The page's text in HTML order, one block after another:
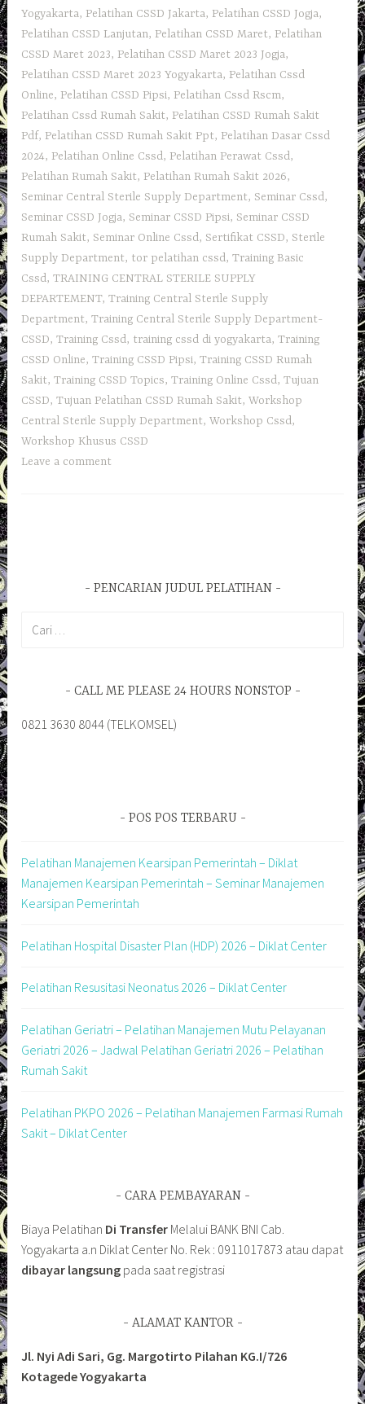
Yogyakarta, Pelatihan CSSD Jakarta, Pelatihan CSSD Jogja,
Pelatihan CSSD Lanjutan, Pelatihan CSSD Maret, Pelatihan
CSSD Maret 2023, Pelatihan CSSD Maret 2023 Jogja,
Pelatihan CSSD Maret 2023 Yogyakarta, Pelatihan Cssd
Online, Pelatihan CSSD Pipsi, Pelatihan Cssd Rscm,
Pelatihan Cssd Rumah Sakit, Pelatihan CSSD Rumah Sakit
Pdf, Pelatihan CSSD Rumah Sakit Ppt, Pelatihan Dasar Cssd
2024, Pelatihan Online Cssd, Pelatihan Perawat Cssd,
Pelatihan Rumah Sakit‎, Pelatihan Rumah Sakit 2026,
Seminar Central Sterile Supply Department, Seminar Cssd,
Seminar CSSD Jogja, Seminar CSSD Pipsi, Seminar CSSD
Rumah Sakit, Seminar Online Cssd, Sertifikat CSSD, Sterile
Supply Department, tor pelatihan cssd,Training Basic
Cssd,TRAINING CENTRAL STERILE SUPPLY
DEPARTEMENT,Training Central Sterile Supply
Department,Training Central Sterile Supply Department-
CSSD,Training Cssd, training cssd di yogyakarta,Training
CSSD Online,Training CSSD Pipsi,Training CSSD Rumah
Sakit,Training CSSD Topics,Training Online Cssd,Tujuan
CSSD,Tujuan Pelatihan CSSD Rumah Sakit,Workshop
Central Sterile Supply Department,Workshop Cssd,
Workshop Khusus CSSD
Leave a comment
PENCARIAN JUDUL PELATIHAN
CALL ME PLEASE 24 HOURS NONSTOP
0821 3630 8044 (TELKOMSEL)
POS POS TERBARU
Pelatihan Manajemen Kearsipan Pemerintah – Diklat
Manajemen Kearsipan Pemerintah – Seminar Manajemen
Kearsipan Pemerintah
Pelatihan Hospital Disaster Plan (HDP) 2026 – Diklat Center
Pelatihan Resusitasi Neonatus 2026 – Diklat Center
Pelatihan Geriatri – Pelatihan Manajemen Mutu Pelayanan
Geriatri 2026 – Jadwal Pelatihan Geriatri 2026 – Pelatihan
Rumah Sakit
Pelatihan PKPO 2026 – Pelatihan Manajemen Farmasi Rumah
Sakit – Diklat Center
CARA PEMBAYARAN
Biaya Pelatihan Di Transfer Melalui BANK BNI Cab.
Yogyakarta a.n Diklat Center No. Rek : 0911017873 atau dapat
dibayar langsung pada saat registrasi
ALAMAT KANTOR
Jl. Nyi Adi Sari, Gg. Margotirto Pilahan KG.I/726
Kotagede Yogyakarta